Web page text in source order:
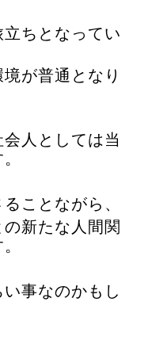
ちとなってい
が普通となり
人としては当
ことながら、
新たな人間関
事なのかもし